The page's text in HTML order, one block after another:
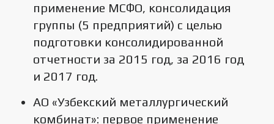
применение МСФО, консолидация
группы (5 предприятий) с целью
подготовки консолидированной
отчетности за 2015 год, за 2016 год
и 2017 год.
АО «Узбекский металлургический
комбинат»: первое применение